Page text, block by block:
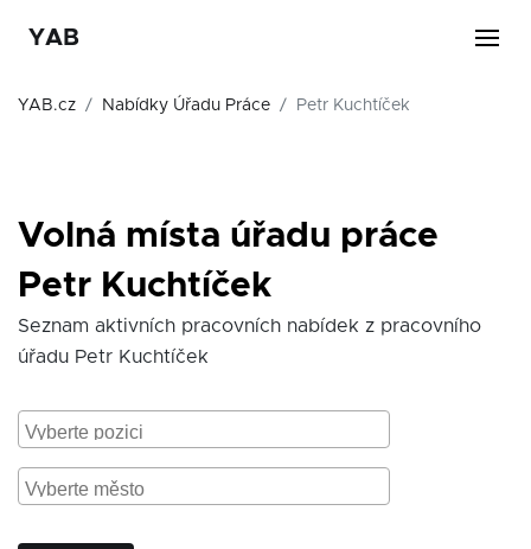
YAB
YAB.cz Nabídky Úřadu Práce Petr Kuchtíček
Volná místa úřadu práce
Petr Kuchtíček
Seznam aktivních pracovních nabídek z pracovního
úřadu Petr Kuchtíček